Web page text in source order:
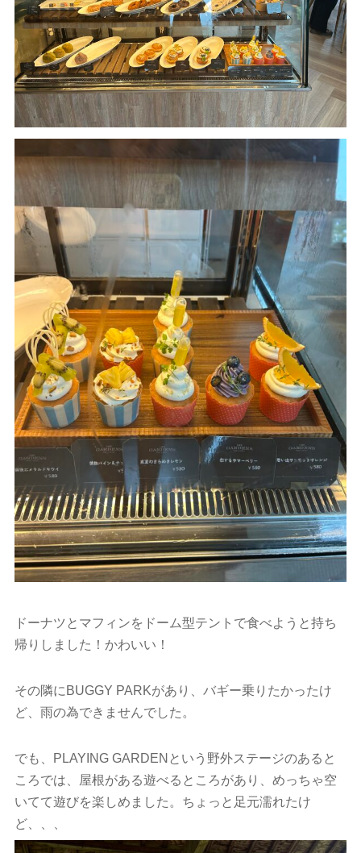
ドーナツとマフィンをドーム型テントで食べようと持ち
帰りしました！かわいい！
その隣にBUGGY PARKがあり、バギー乗りたかったけ
ど、雨の為できませんでした。
でも、PLAYING GARDENという野外ステージのあると
ころでは、屋根がある遊べるところがあり、めっちゃ空
いてて遊びを楽しめました。ちょっと足元濡れたけ
ど、、、